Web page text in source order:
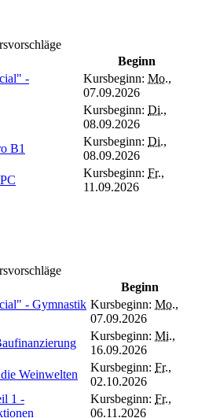
Beginn
-
Kursbeginn: Mo.,
07.09.2026
Kursbeginn: Di.,
08.09.2026
B1
Kursbeginn: Di.,
08.09.2026
Kursbeginn: Fr.,
11.09.2026
Beginn
- Gymnastik Kursbeginn: Mo.,
07.09.2026
Kursbeginn: Mi.,
16.09.2026
Weinwelten
Kursbeginn: Fr.,
02.10.2026
1 -
Kursbeginn: Fr.,
06.11.2026